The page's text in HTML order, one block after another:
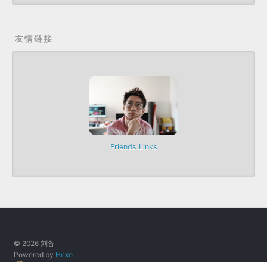
友情链接
Friends Links
© 2026 刘备
Powered by Hexo